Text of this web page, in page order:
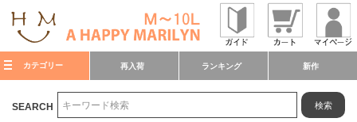
カテゴリー 再入荷 ランキング 新作
SEARCH 検索